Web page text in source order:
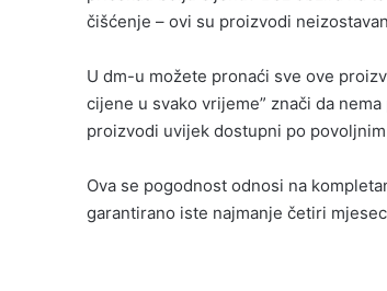
čišćenje – ovi su proizvodi
U dm-u možete pronaći sve ove
cijene u svako vrijeme” znači da
proizvodi uvijek dostupni po
Ova se pogodnost odnosi na
garantirano iste najmanje četiri